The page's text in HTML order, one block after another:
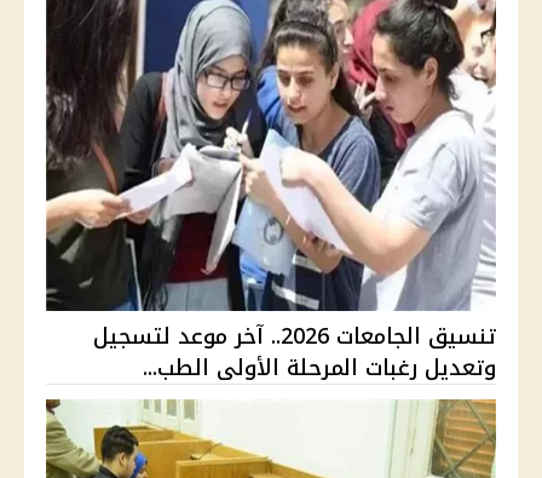
تنسيق الجامعات 2026.. آخر موعد لتسجيل
وتعديل رغبات المرحلة الأولى الطب...